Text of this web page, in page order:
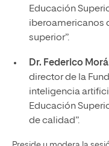
Educación
iberoamericanos
superior”.
Dr. Federico
director de la
inteligencia
Educación
de calidad”.